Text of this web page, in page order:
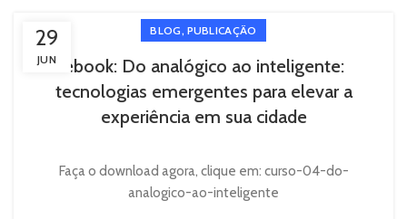
29
JUN
BLOG, PUBLICAÇÃO
ebook: Do analógico ao inteligente:
tecnologias emergentes para elevar a
experiência em sua cidade
Faça o download agora, clique em: curso-04-do-
analogico-ao-inteligente